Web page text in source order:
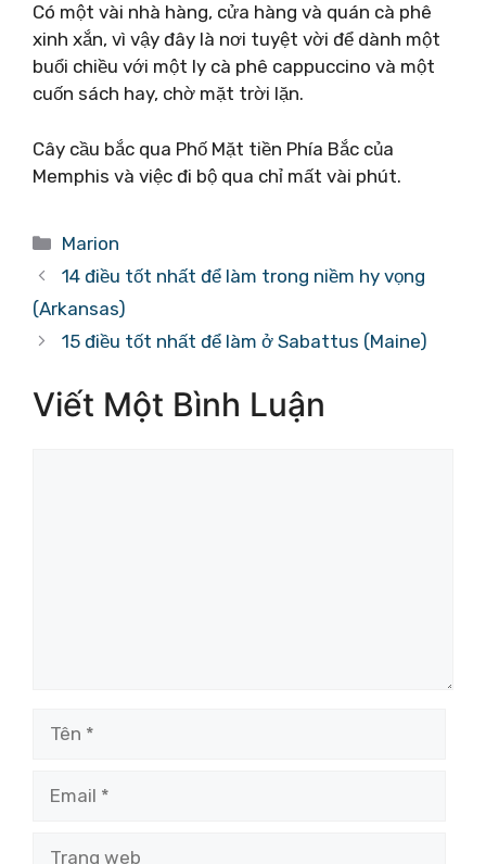
Có một vài nhà hàng, cửa hàng và quán cà phê
xinh xắn, vì vậy đây là nơi tuyệt vời để dành một
buổi chiều với một ly cà phê cappuccino và một
cuốn sách hay, chờ mặt trời lặn.
Cây cầu bắc qua Phố Mặt tiền Phía Bắc của
Memphis và việc đi bộ qua chỉ mất vài phút.
Danh
mục
Marion
14 điều tốt nhất để làm trong niềm hy vọng
(Arkansas)
15 điều tốt nhất để làm ở Sabattus (Maine)
Viết Một Bình Luận